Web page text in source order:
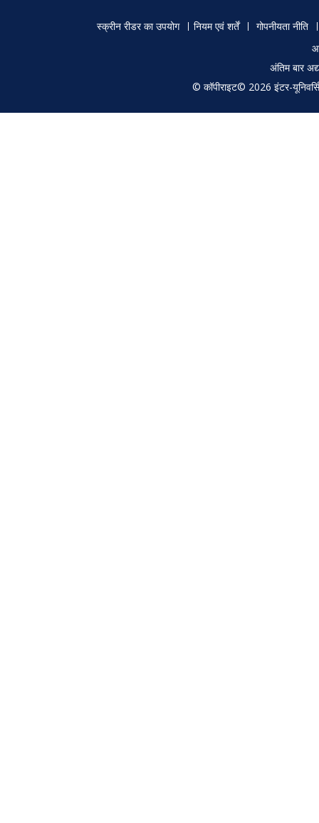
स्क्रीन रीडर का उपयोग नियम एवं शर्तें
गोपनीयता नीति
अंतिम बार
© कॉपीराइट© 2026 इंटर-